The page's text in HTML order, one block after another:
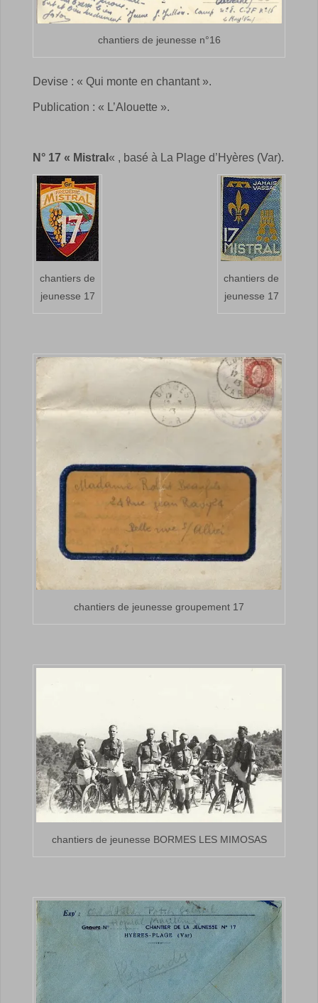
chantiers de jeunesse n°16
Devise : « Qui monte en chantant ».
Publication : « L’Alouette ».
N° 17 « Mistral « , basé à La Plage d’Hyères (Var).
chantiers de
jeunesse 17
chantiers de
jeunesse 17
chantiers de jeunesse groupement 17
chantiers de jeunesse BORMES LES MIMOSAS